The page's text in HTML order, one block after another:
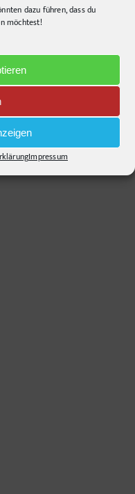
dazu führen, dass du
möchtest!
Impressum